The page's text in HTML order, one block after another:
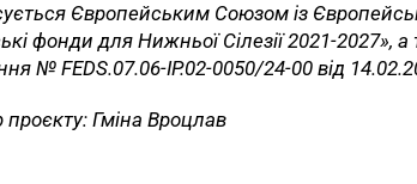
Європейським Союзом із
фонди для Нижньої Сілезії 2021-
№ FEDS.07.06-IP.02-0050/24-00 від
проєкту: Гміна Вроцлав